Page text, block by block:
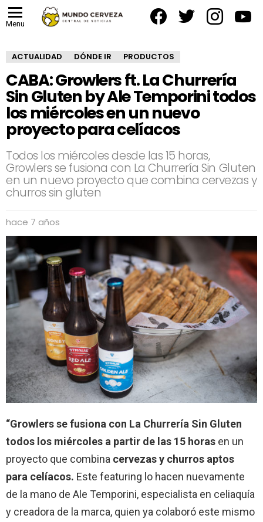
Menu
ACTUALIDAD DÓNDE IR PRODUCTOS
CABA: Growlers ft. La Churrería
Sin Gluten by Ale Temporini todos
los miércoles en un nuevo
proyecto para celíacos
Todos los miércoles desde las 15 horas,
Growlers se fusiona con La Churrería Sin Gluten
en un nuevo proyecto que combina cervezas y
churros sin gluten
hace 7 años
“Growlers se fusiona con La Churrería Sin Gluten
todos los miércoles a partir de las 15 horas en un
proyecto que combina cervezas y churros aptos
para celíacos. Este featuring lo hacen nuevamente
de la mano de Ale Temporini, especialista en celiaquía
y creadora de la marca, quien ya colaboró este mismo